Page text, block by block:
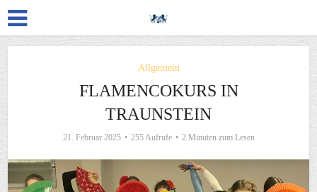
Allgemein
FLAMENCOKURS IN
TRAUNSTEIN
21. Februar 2025 255 Aufrufe 2 Minuten zum Lesen